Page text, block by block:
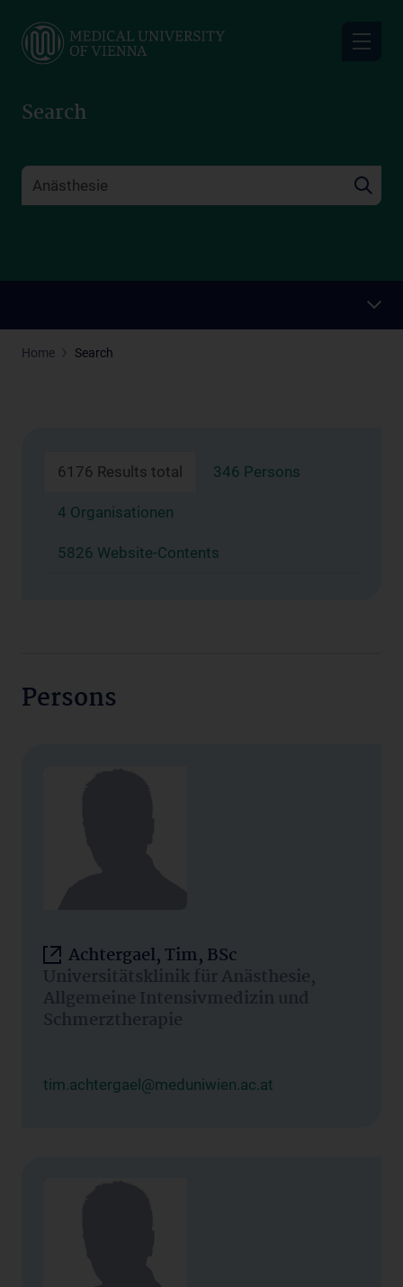
main
Search
Home Search
6176 Results total 346 Persons
4 Organisationen
5826 Website-Contents
Persons
Achtergael, Tim, BSc
Universitätsklinik für Anästhesie,
Allgemeine Intensivmedizin und
Schmerztherapie
tim.achtergael@meduniwien.ac.at